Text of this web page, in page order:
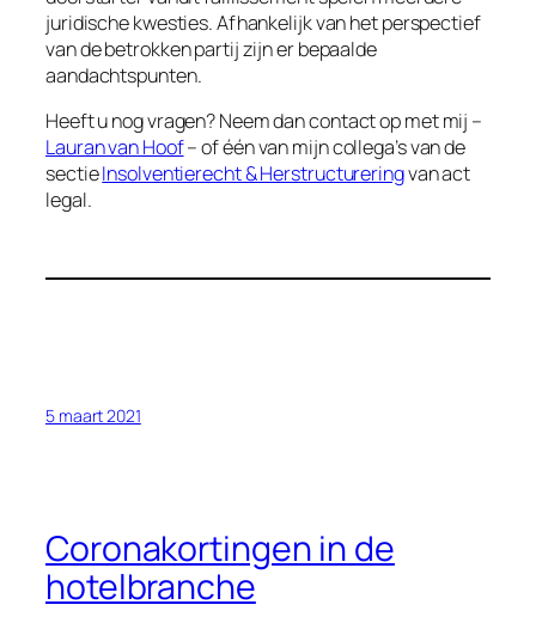
juridische kwesties. Afhankelijk van het perspectief
van de betrokken partij zijn er bepaalde
aandachtspunten.
Heeft u nog vragen? Neem dan contact op met mij –
Lauran van Hoof– of één van mijn collega’s van de
sectieInsolventierecht & Herstructureringvan act
legal.
5 maart 2021
Coronakortingen in de
hotelbranche